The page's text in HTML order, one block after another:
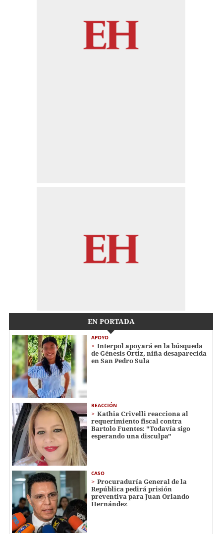
EN PORTADA
APOYO
Interpol apoyará en la búsqueda
de Génesis Ortiz, niña desaparecida
en San Pedro Sula
REACCIÓN
Kathia Crivelli reacciona al
requerimiento fiscal contra
Bartolo Fuentes: "Todavía sigo
esperando una disculpa"
CASO
Procuraduría General de la
República pedirá prisión
preventiva para Juan Orlando
Hernández